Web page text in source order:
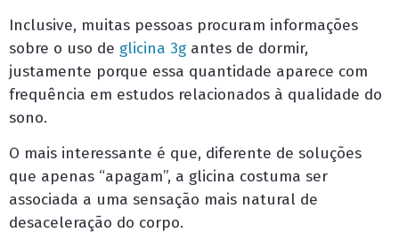
Inclusive, muitas pessoas procuram informações
sobre o uso de glicina 3g antes de dormir,
justamente porque essa quantidade aparece com
frequência em estudos relacionados à qualidade do
sono.
O mais interessante é que, diferente de soluções
que apenas “apagam”, a glicina costuma ser
associada a uma sensação mais natural de
desaceleração do corpo.